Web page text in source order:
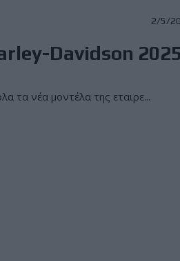
2/5/
Davidson 2025
τα νέα μοντέλα της εταιρε...